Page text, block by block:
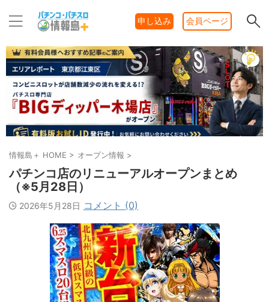
申し込み 会員ページ
情報島＋ HOME > オープン情報 >
パチンコ店のリニューアルオープンまとめ
（※5月28日）
2026年5月28日 コメント (0)